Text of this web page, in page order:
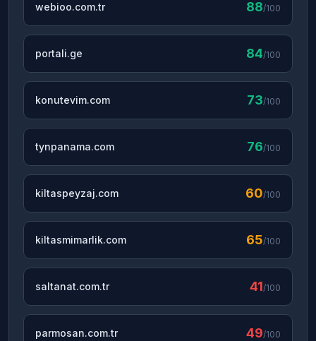
webioo.com.tr 88/100
portali.ge 84/100
konutevim.com 73/100
tynpanama.com 76/100
kiltaspeyzaj.com 60/100
kiltasmimarlik.com 65/100
saltanat.com.tr 41/100
parmosan.com.tr 49/100